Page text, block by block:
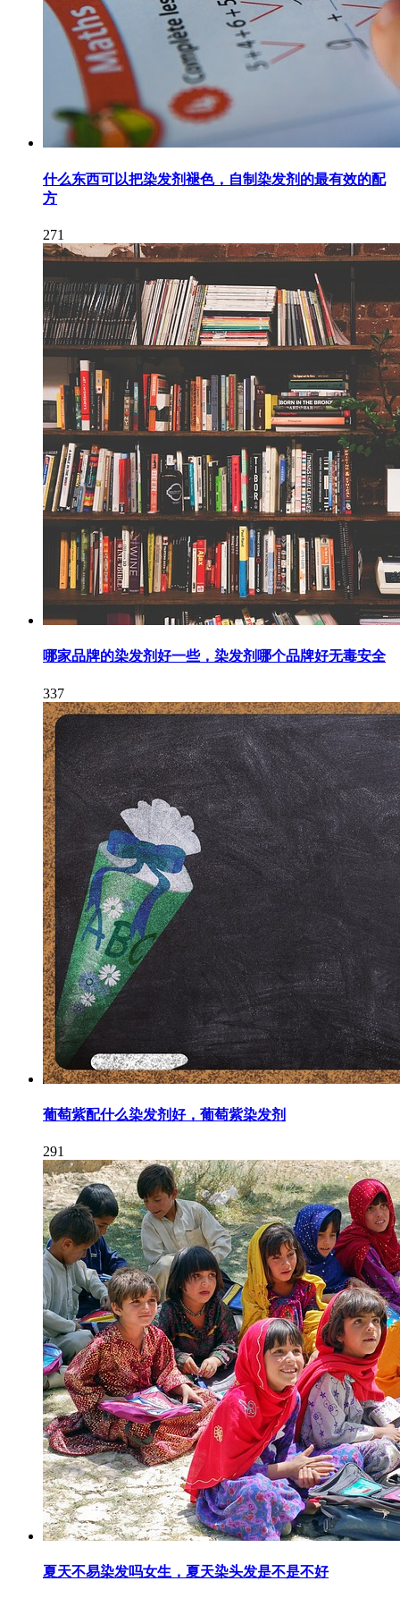
什么东西可以把染发剂褪色，自制染发剂的最有效的配
方
271
哪家品牌的染发剂好一些，染发剂哪个品牌好无毒安全
337
葡萄紫配什么染发剂好，葡萄紫染发剂
291
夏天不易染发吗女生，夏天染头发是不是不好